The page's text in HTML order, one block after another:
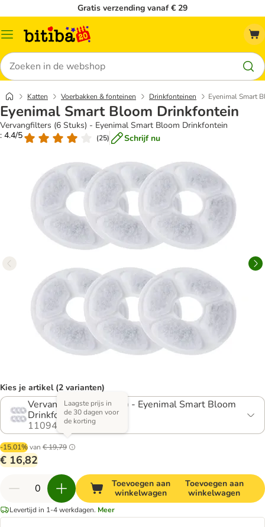
Gratis verzending vanaf € 29
Catalogusmenu
Zoeken
Katten Voerbakken & fonteinen Drinkfonteinen Eyenimal Smart
Eyenimal Smart Bloom Drinkfontein
Vervangfilters (6 Stuks) - Eyenimal Smart Bloom Drinkfontein
: 4.4/5
(25) Schrijf nu
Kies je artikel (2 varianten)
Vervangfilters (6 Stuks) - Eyenimal Smart Bloom
Drinkfontein
1109468.1
-15.01%van € 19,79
Laagste prijs in
de 30 dagen voor
de korting
€ 16,82
Toevoegen aan
winkelwagen
Toevoegen aan
winkelwagen
Levertijd in 1-4 werkdagen. Meer